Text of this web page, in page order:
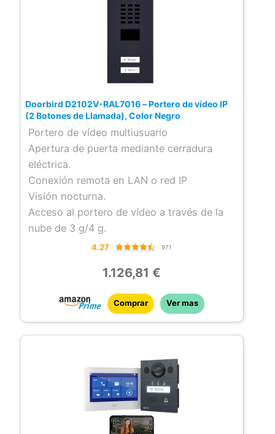
Doorbird D2102V-RAL7016 – Portero de vídeo IP
(2 Botones de Llamada), Color Negro
Portero de vídeo multiusuario
Apertura de puerta mediante cerradura
eléctrica.
Conexión remota en LAN o red IP
Visión nocturna.
Acceso al portero de vídeo a través de la
nube de 3 g/4 g.
4.27 971
1.126,81 €
Comprar Ver mas